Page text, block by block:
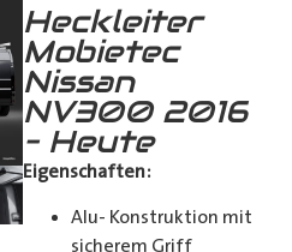
Heckleiter
Mobietec
Nissan
NV300 2016
– Heute
Eigenschaften:
Alu- Konstruktion mit
sicherem Griff